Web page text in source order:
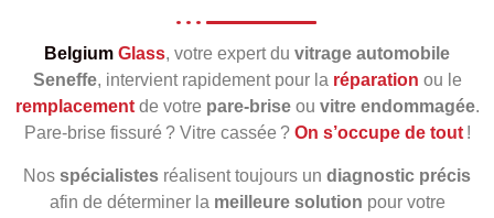
Belgium Glass, votre expert du vitrage automobile
Seneffe, intervient rapidement pour la réparation ou le
remplacementde votre pare‑briseou vitre endommagée.
Pare‑brise fissuré ? Vitre cassée ? On s’occupe de tout!
Nos spécialistes réalisent toujours un diagnostic précis
afin de déterminer la meilleure solution pour votre